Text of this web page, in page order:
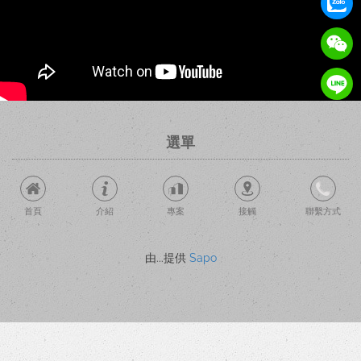
選單
首頁 介紹 專案 接觸 聯繫方式
由...提供 Sapo